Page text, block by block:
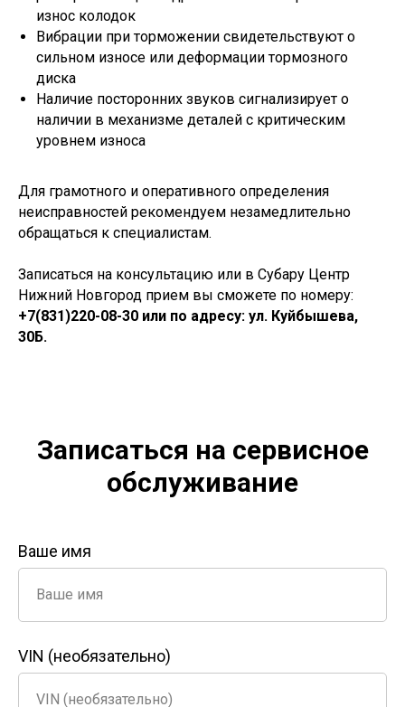
износ колодок
Вибрации при торможении свидетельствуют о
сильном износе или деформации тормозного
диска
Наличие посторонних звуков сигнализирует о
наличии в механизме деталей с критическим
уровнем износа
Для грамотного и оперативного определения
неисправностей рекомендуем незамедлительно
обращаться к специалистам.
Записаться на консультацию или в Субару Центр
Нижний Новгород прием вы сможете по номеру:
+7(831)220-08-30 или по адресу: ул. Куйбышева,
30Б.
Записаться на сервисное
обслуживание
Ваше имя
Ваше имя
VIN (необязательно)
VIN (необязательно)